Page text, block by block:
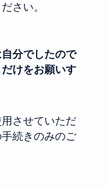
さい。
分でしたので
けをお願いす
させていただ
続きのみのご